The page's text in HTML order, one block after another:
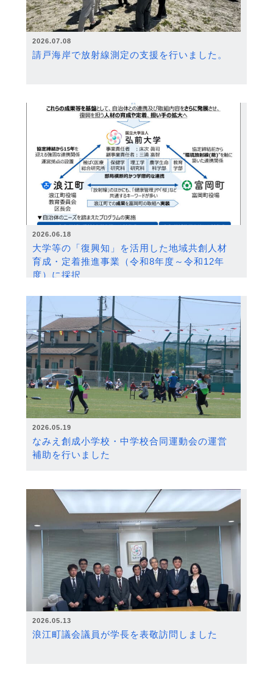
2026.07.08
請戸海岸で放射線測定の支援を行いました。
2026.06.18
大学等の「復興知」を活用した地域共創人材
育成・定着推進事業（令和8年度～令和12年
度）に採択
2026.05.19
なみえ創成小学校・中学校合同運動会の運営
補助を行いました
2026.05.13
浪江町議会議員が学長を表敬訪問しました